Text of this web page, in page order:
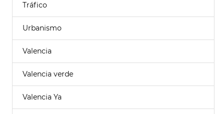
Tráfico
Urbanismo
Valencia
Valencia verde
Valencia Ya